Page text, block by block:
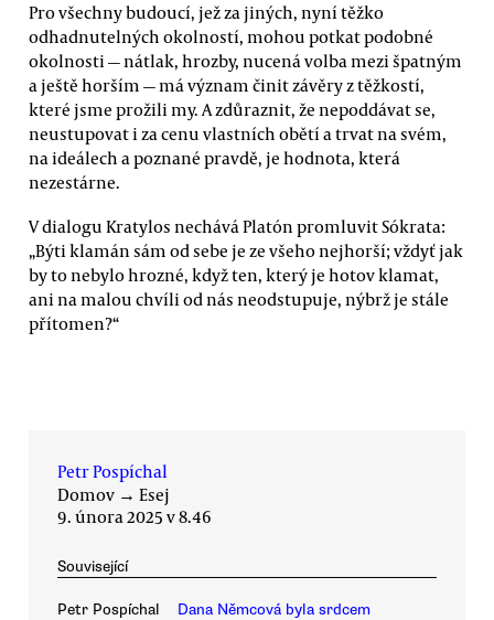
Pro všechny budoucí, jež za jiných, nyní těžko
odhadnutelných okolností, mohou potkat podobné
okolnosti — nátlak, hrozby, nucená volba mezi špatným
a ještě horším — má význam činit závěry z těžkostí,
které jsme prožili my. A zdůraznit, že nepoddávat se,
neustupovat i za cenu vlastních obětí a trvat na svém,
na ideálech a poznané pravdě, je hodnota, která
nezestárne.
V dialogu Kratylos nechává Platón promluvit Sókrata:
„Býti klamán sám od sebe je ze všeho nejhorší; vždyť jak
by to nebylo hrozné, když ten, který je hotov klamat,
ani na malou chvíli od nás neodstupuje, nýbrž je stále
přítomen?“
Petr Pospíchal
Domov → Esej
9. února 2025 v 8.46
Související
Petr Pospíchal
Dana Němcová byla srdcem